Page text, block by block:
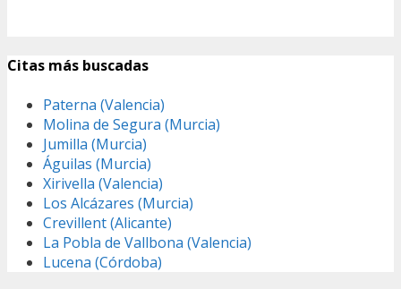
Citas más buscadas
Paterna (Valencia)
Molina de Segura (Murcia)
Jumilla (Murcia)
Águilas (Murcia)
Xirivella (Valencia)
Los Alcázares (Murcia)
Crevillent (Alicante)
La Pobla de Vallbona (Valencia)
Lucena (Córdoba)